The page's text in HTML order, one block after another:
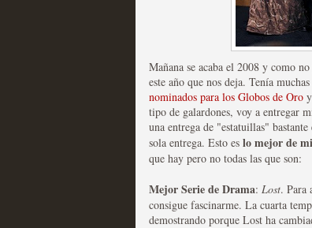
Las temporadas
MOLTISANTI
Recomendación de la semana
Mañana se acaba el 2008 y como
este año que nos deja. Tenía
nominados para los Globos de Oro
tipo de galardones, voy a entregar
una entrega de "estatuillas"
sola entrega. Esto es lo mejor de
que hay pero no todas las que son:
Mejor Serie de Drama: Lost. Para
consigue fascinarme. La cuarta
demostrando porque Lost ha